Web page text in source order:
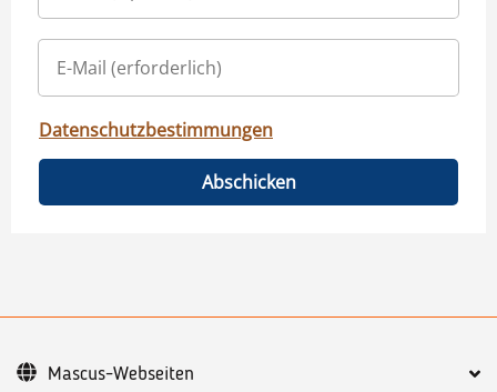
Datenschutzbestimmungen
Abschicken
Mascus-Webseiten